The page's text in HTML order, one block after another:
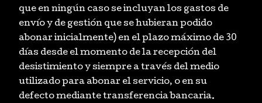
que en ningún caso se incluyan los gastos de
envío y de gestión que se hubieran podido
abonar inicialmente) en el plazo máximo de 30
días desde el momento de la recepción del
desistimiento y siempre a través del medio
utilizado para abonar el servicio, o en su
defecto mediante transferencia bancaria.